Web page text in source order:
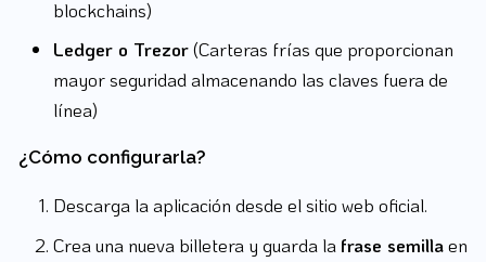
blockchains)
Ledger o Trezor(Carteras frías que proporcionan
mayor seguridad almacenando las claves fuera de
línea)
¿Cómo configurarla?
Descarga la aplicación desde el sitio web oficial.
Crea una nueva billetera y guarda la frase semillaen